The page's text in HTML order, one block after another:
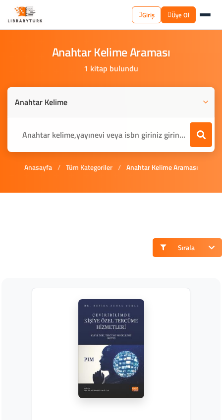
Giriş Üye Ol
AnahtarKelimeAraması
1 kitap bulundu
Anasayfa / Tüm Kategoriler / Anahtar Kelime Araması
Sırala